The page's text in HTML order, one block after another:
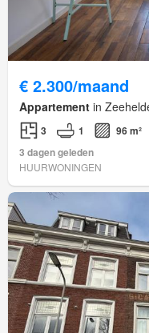
€ 2.300/maand
Appartement in
3 1
96 m²
3 dagen geleden
HUURWONINGEN